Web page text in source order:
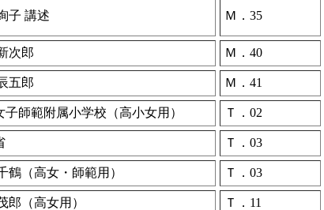
子 講述 Ｍ．35
次郎 Ｍ．40
五郎 Ｍ．41
子師範附属小学校（高小女用） Ｔ．02
Ｔ．03
鶴（高女・師範用） Ｔ．03
郎（高女用） Ｔ．11